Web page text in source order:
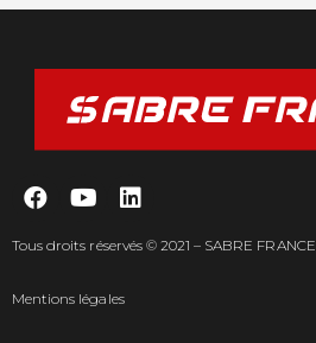
Tous droits réservés © 2021 – SABRE FRANCE
Mentions légales